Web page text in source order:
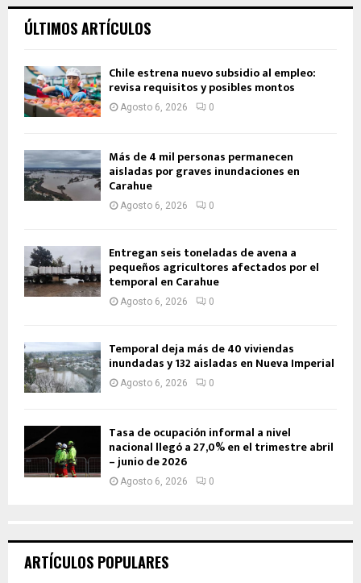
ÚLTIMOS ARTÍCULOS
Chile estrena nuevo subsidio al empleo:
revisa requisitos y posibles montos
Agosto 6, 2026 0
Más de 4 mil personas permanecen
aisladas por graves inundaciones en
Carahue
Agosto 6, 2026 0
Entregan seis toneladas de avena a
pequeños agricultores afectados por el
temporal en Carahue
Agosto 6, 2026 0
Temporal deja más de 40 viviendas
inundadas y 132 aisladas en Nueva Imperial
Agosto 6, 2026 0
Tasa de ocupación informal a nivel
nacional llegó a 27,0% en el trimestre abril
– junio de 2026
Agosto 6, 2026 0
ARTÍCULOS POPULARES